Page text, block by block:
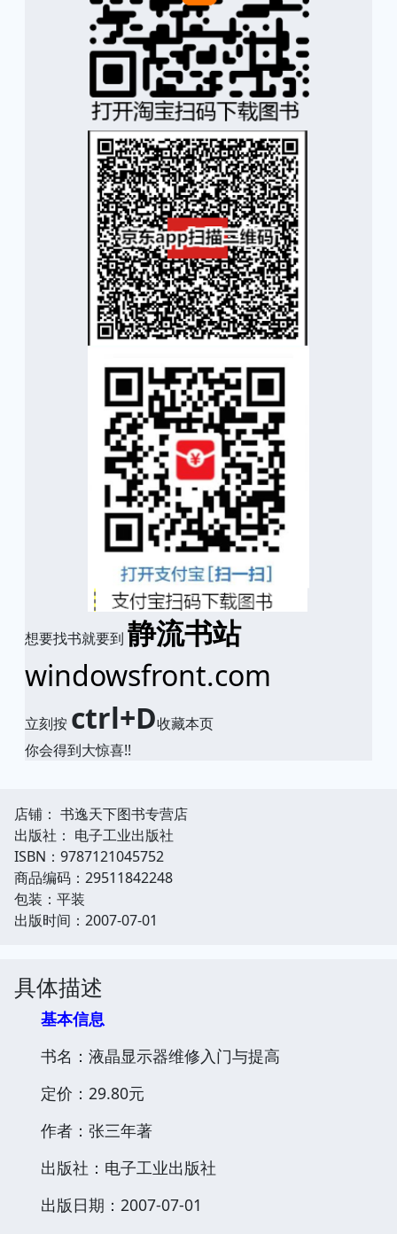
想要找书就要到 静流书站
windowsfront.com
立刻按 ctrl+D收藏本页
你会得到大惊喜!!
店铺： 书逸天下图书专营店
出版社： 电子工业出版社
ISBN：9787121045752
商品编码：29511842248
包装：平装
出版时间：2007-07-01
具体描述
基本信息
书名：液晶显示器维修入门与提高
定价：29.80元
作者：张三年著
出版社：电子工业出版社
出版日期：2007-07-01